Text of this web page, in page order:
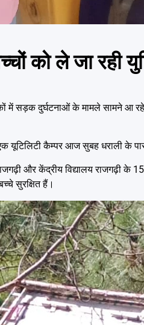
को ले जा रही
में सड़क दुर्घटनाओं के मामले सामने आ रहे
यूटिलिटी कैम्पर आज सुबह धराली के
और केंद्रीय विद्यालय राजगढ़ी
सुरक्षित हैं।